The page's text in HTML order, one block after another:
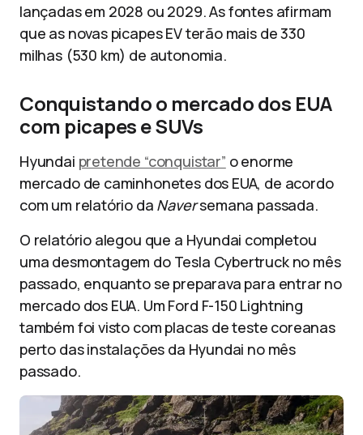
lançadas em 2028 ou 2029. As fontes afirmam
que as novas picapes EV terão mais de 330
milhas (530 km) de autonomia.
Conquistando o mercado dos EUA
com picapes e SUVs
Hyundai pretende “conquistar” o enorme
mercado de caminhonetes dos EUA, de acordo
com um relatório da Naversemana passada.
O relatório alegou que a Hyundai completou
uma desmontagem do Tesla Cybertruck no mês
passado, enquanto se preparava para entrar no
mercado dos EUA. Um Ford F-150 Lightning
também foi visto com placas de teste coreanas
perto das instalações da Hyundai no mês
passado.